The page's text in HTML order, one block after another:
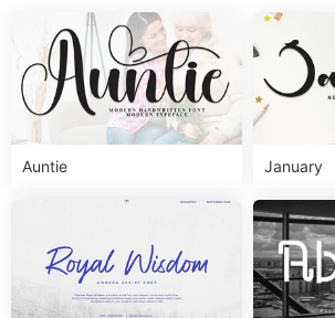
Auntie January